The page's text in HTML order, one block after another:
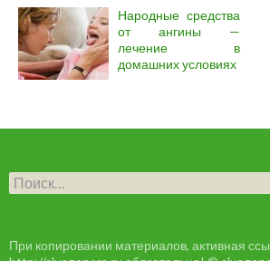
Народные средства
от ангины —
лечение в
домашних условиях
Н
а
и
При копировании материалов, активная